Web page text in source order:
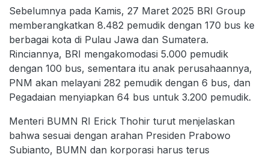
Sebelumnya pada Kamis, 27 Maret 2025 BRI Group
memberangkatkan 8.482 pemudik dengan 170 bus ke
berbagai kota di Pulau Jawa dan Sumatera.
Rinciannya, BRI mengakomodasi 5.000 pemudik
dengan 100 bus, sementara itu anak perusahaannya,
PNM akan melayani 282 pemudik dengan 6 bus, dan
Pegadaian menyiapkan 64 bus untuk 3.200 pemudik.
Menteri BUMN RI Erick Thohir turut menjelaskan
bahwa sesuai dengan arahan Presiden Prabowo
Subianto, BUMN dan korporasi harus terus